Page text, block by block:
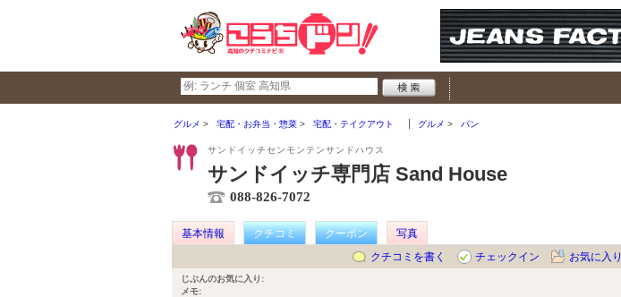
グルメ 宅配・お弁当・惣菜 宅配・テイクアウト グルメ パン
サンドイッチセンモンテンサンドハウス
サンドイッチ専門店 Sand House
088-826-7072
基本情報 クチコミ クーポン
写真
クチコミを書く
チェックイン お気に入り
じぶんのお気に入り:
メモ: